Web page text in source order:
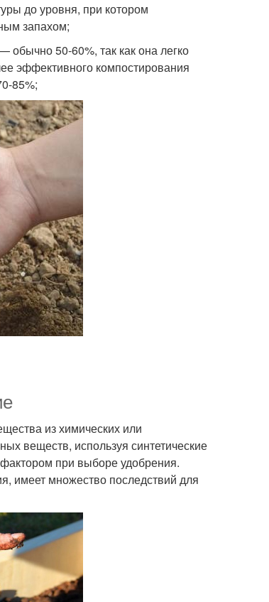
до уровня, при котором
запахом;
обычно 50-60%, так как она легко
эффективного компостирования
85%;
из химических или
веществ, используя синтетические
при выборе удобрения.
имеет множество последствий для